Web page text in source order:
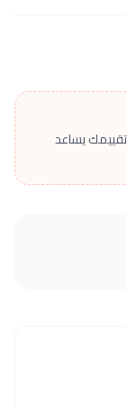
يساعد